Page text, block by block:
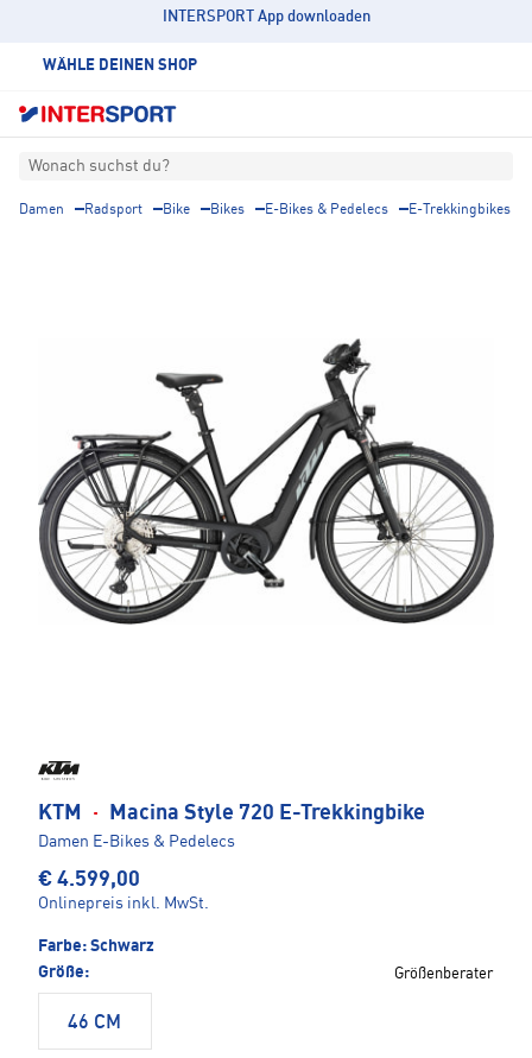
INTERSPORT App downloaden
WÄHLE DEINEN SHOP
Wonach suchst du?
Damen Radsport Bike Bikes E-Bikes & Pedelecs E-Trekkingbikes
KTM · Macina Style 720 E-Trekkingbike
Damen E-Bikes & Pedelecs
€ 4.599,00
Onlinepreis inkl. MwSt.
Farbe: Schwarz
Größe:
Größenberater
46 CM